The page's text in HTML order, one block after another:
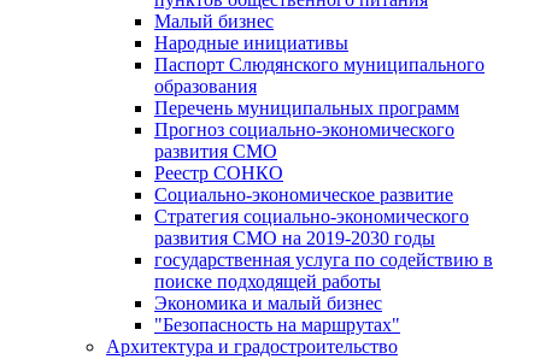
Малый бизнес
Народные инициативы
Паспорт Слюдянского муниципального
образования
Перечень муниципальных программ
Прогноз социально-экономического
развития СМО
Реестр СОНКО
Социально-экономическое развитие
Стратегия социально-экономического
развития СМО на 2019-2030 годы
государственная услуга по содействию в
поиске подходящей работы
Экономика и малый бизнес
"Безопасность на маршрутах"
Архитектура и градостроительство